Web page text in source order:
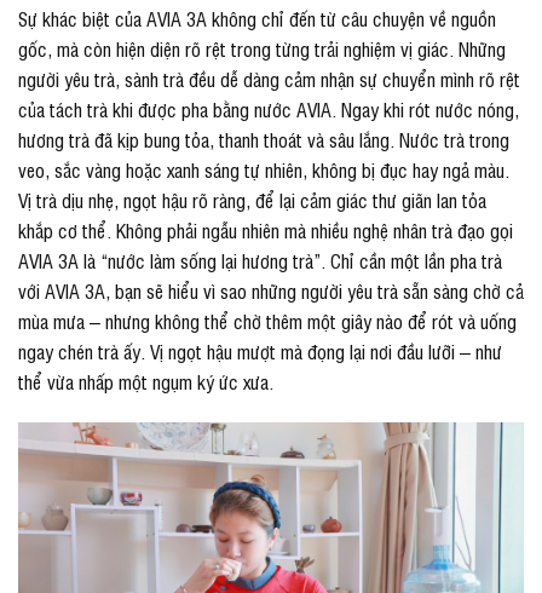
Sự khác biệt của AVIA 3A không chỉ đến từ câu chuyện về nguồn
gốc, mà còn hiện diện rõ rệt trong từng trải nghiệm vị giác. Những
người yêu trà, sành trà đều dễ dàng cảm nhận sự chuyển mình rõ rệt
của tách trà khi được pha bằng nước AVIA. Ngay khi rót nước nóng,
hương trà đã kịp bung tỏa, thanh thoát và sâu lắng. Nước trà trong
veo, sắc vàng hoặc xanh sáng tự nhiên, không bị đục hay ngả màu.
Vị trà dịu nhẹ, ngọt hậu rõ ràng, để lại cảm giác thư giãn lan tỏa
khắp cơ thể. Không phải ngẫu nhiên mà nhiều nghệ nhân trà đạo gọi
AVIA 3A là “nước làm sống lại hương trà”. Chỉ cần một lần pha trà
với AVIA 3A, bạn sẽ hiểu vì sao những người yêu trà sẵn sàng chờ cả
mùa mưa – nhưng không thể chờ thêm một giây nào để rót và uống
ngay chén trà ấy. Vị ngọt hậu mượt mà đọng lại nơi đầu lưỡi – như
thể vừa nhấp một ngụm ký ức xưa.